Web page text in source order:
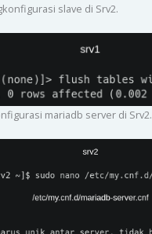
slave di Srv2.
mariadb server di Srv2.